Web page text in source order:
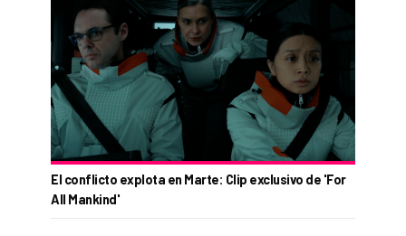
El conflicto explota en Marte: Clip exclusivo de 'For
All Mankind'